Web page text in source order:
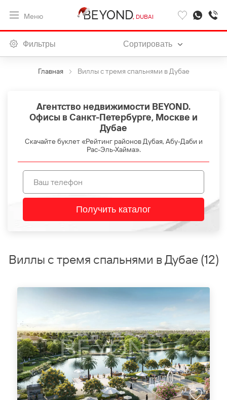
Меню DUBAI
Фильтры Сортировать
Главная Виллы с тремя спальнями в Дубае
Агентство недвижимости BEYOND.
Офисы в Санкт-Петербурге, Москве и
Дубае
Скачайте буклет «Рейтинг районов Дубая, Абу-Даби и
Рас-Эль-Хайма».
Получить каталог
Виллы с тремя спальнями в Дубае(12)